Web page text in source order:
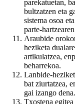
parekatuetan,
bultzatzen eta
sistema osoa
parte-
Araubide
heziketa
artikulatzea,
beharrekoa.
Lanbide-
bat ziurtatzea,
gai izango dena.
Txostena